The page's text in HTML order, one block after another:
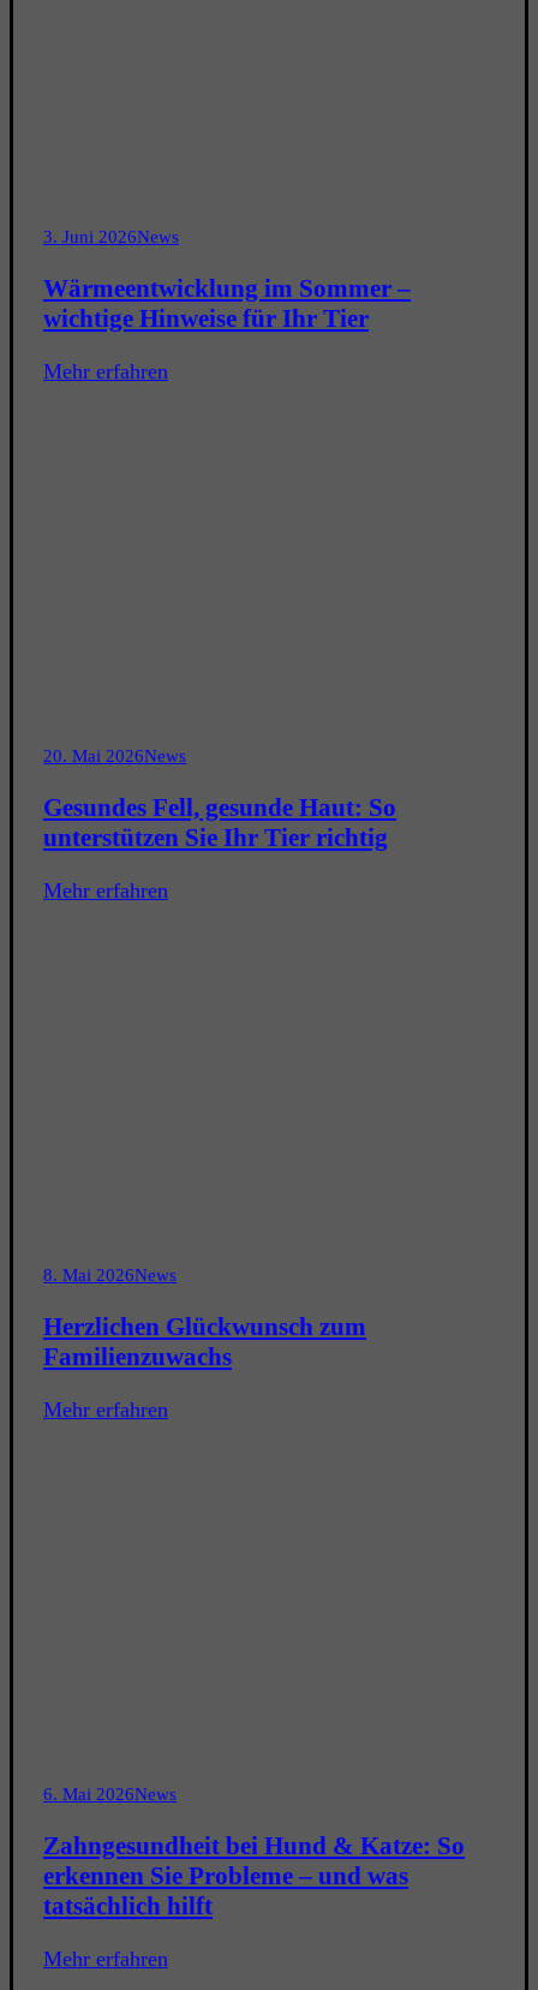
3. Juni 2026News
Wärmeentwicklung im Sommer –
wichtige Hinweise für Ihr Tier
Mehr erfahren
20. Mai 2026News
Gesundes Fell, gesunde Haut: So
unterstützen Sie Ihr Tier richtig
Mehr erfahren
8. Mai 2026News
Herzlichen Glückwunsch zum
Familienzuwachs
Mehr erfahren
6. Mai 2026News
Zahngesundheit bei Hund & Katze: So
erkennen Sie Probleme – und was
tatsächlich hilft
Mehr erfahren